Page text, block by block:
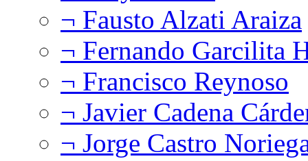
¬ Fausto Alzati Araiza
¬ Fernando Garcilita
¬ Francisco Reynoso
¬ Javier Cadena
¬ Jorge Castro